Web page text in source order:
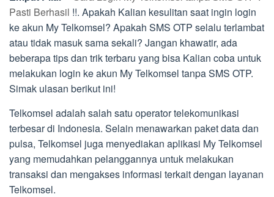
Pasti Berhasil !!. Apakah Kalian kesulitan saat ingin login
ke akun My Telkomsel? Apakah SMS OTP selalu terlambat
atau tidak masuk sama sekali? Jangan khawatir, ada
beberapa tips dan trik terbaru yang bisa Kalian coba untuk
melakukan login ke akun My Telkomsel tanpa SMS OTP.
Simak ulasan berikut ini!
Telkomsel adalah salah satu operator telekomunikasi
terbesar di Indonesia. Selain menawarkan paket data dan
pulsa, Telkomsel juga menyediakan aplikasi My Telkomsel
yang memudahkan pelanggannya untuk melakukan
transaksi dan mengakses informasi terkait dengan layanan
Telkomsel.